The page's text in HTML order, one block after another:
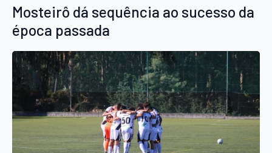
Mosteirô dá sequência ao sucesso da
época passada